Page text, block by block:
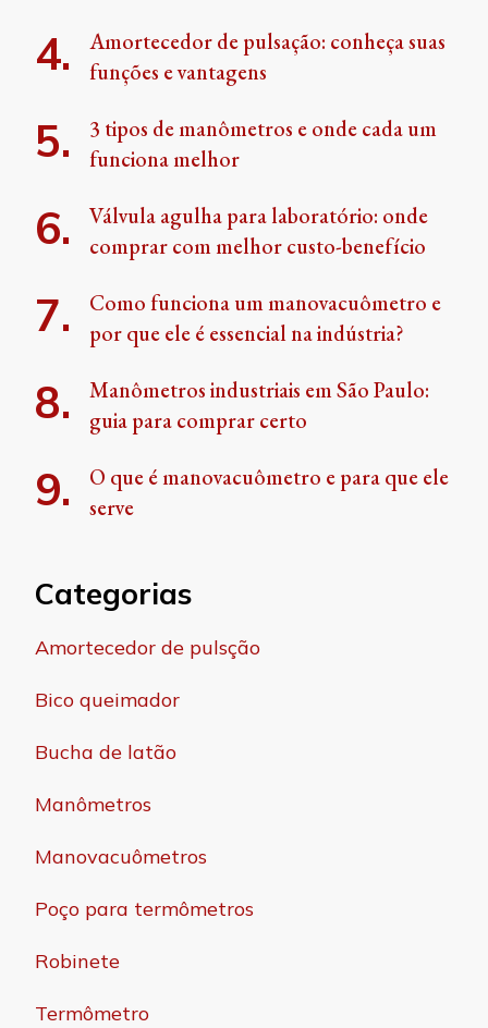
Amortecedor de pulsação: conheça suas
funções e vantagens
3 tipos de manômetros e onde cada um
funciona melhor
Válvula agulha para laboratório: onde
comprar com melhor custo-benefício
Como funciona um manovacuômetro e
por que ele é essencial na indústria?
Manômetros industriais em São Paulo:
guia para comprar certo
O que é manovacuômetro e para que ele
serve
Categorias
Amortecedor de pulsção
Bico queimador
Bucha de latão
Manômetros
Manovacuômetros
Poço para termômetros
Robinete
Termômetro